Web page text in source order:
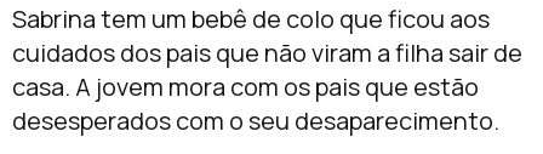
Sabrina tem um bebê de colo que ficou aos
cuidados dos pais que não viram a filha sair de
casa. A jovem mora com os pais que estão
desesperados com o seu desaparecimento.